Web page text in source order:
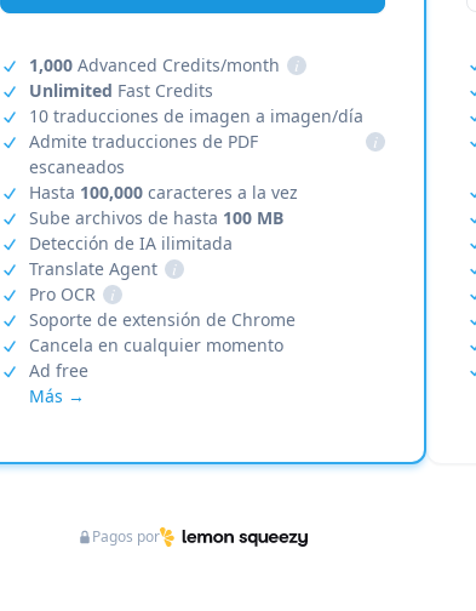
1,000 Advanced Credits/month
i
Unlimited Fast Credits
10 traducciones de imagen a imagen/día
Admite traducciones de PDF
escaneados
i
Hasta 100,000 caracteres a la vez
Sube archivos de hasta 100 MB
Detección de IA ilimitada
Translate Agent
i
Pro OCR
i
Soporte de extensión de Chrome
Cancela en cualquier momento
Ad free
Más →
Pagos por